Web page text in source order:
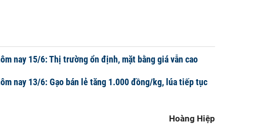
nay 15/6: Thị trường ổn định, mặt bằng giá vẫn cao
nay 13/6: Gạo bán lẻ tăng 1.000 đồng/kg, lúa tiếp tục
Hoàng Hiệp